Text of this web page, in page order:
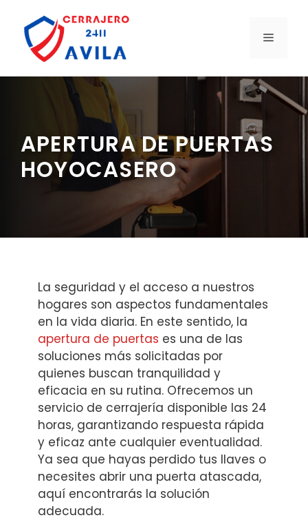
contenido
MENÚ
APERTURA DE PUERTAS
HOYOCASERO
La seguridad y el acceso a nuestros
hogares son aspectos fundamentales
en la vida diaria. En este sentido, la
apertura de puertas es una de las
soluciones más solicitadas por
quienes buscan tranquilidad y
eficacia en su rutina. Ofrecemos un
servicio de cerrajería disponible las 24
horas, garantizando respuesta rápida
y eficaz ante cualquier eventualidad.
Ya sea que hayas perdido tus llaves o
necesites abrir una puerta atascada,
aquí encontrarás la solución
adecuada.